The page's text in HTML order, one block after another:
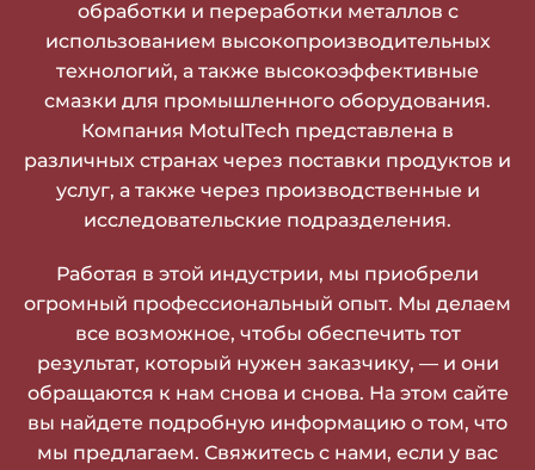
обработки и переработки металлов с
использованием высокопроизводительных
технологий, а также высокоэффективные
смазки для промышленного оборудования.
Компания MotulTech представлена в
различных странах через поставки продуктов и
услуг, а также через производственные и
исследовательские подразделения.
Работая в этой индустрии, мы приобрели
огромный профессиональный опыт. Мы делаем
все возможное, чтобы обеспечить тот
результат, который нужен заказчику, — и они
обращаются к нам снова и снова. На этом сайте
вы найдете подробную информацию о том, что
мы предлагаем. Свяжитесь с нами, если у вас